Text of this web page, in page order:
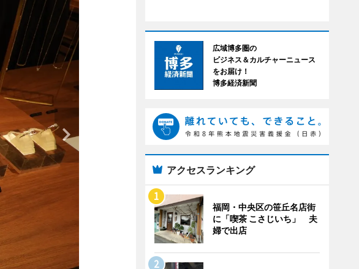
広域博多圏の
ビジネス＆カルチャーニュース
をお届け！
博多経済新聞
アクセスランキング
福岡・中央区の笹丘名店街
に「喫茶 こさじいち」 夫
婦で出店